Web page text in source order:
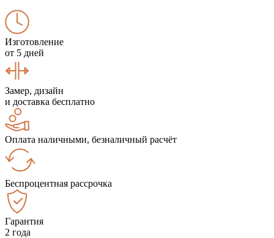
Изготовление
от 5 дней
Замер, дизайн
и доставка бесплатно
Оплата наличными, безналичный расчёт
Беспроцентная рассрочка
Гарантия
2 года